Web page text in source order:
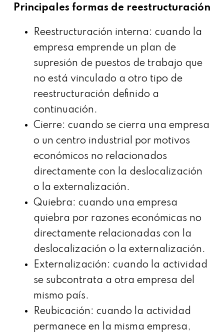
Principales formas de reestructuración
Reestructuración interna: cuando la
empresa emprende un plan de
supresión de puestos de trabajo que
no está vinculado a otro tipo de
reestructuración definido a
continuación.
Cierre: cuando se cierra una empresa
o un centro industrial por motivos
económicos no relacionados
directamente con la deslocalización
o la externalización.
Quiebra: cuando una empresa
quiebra por razones económicas no
directamente relacionadas con la
deslocalización o la externalización.
Externalización: cuando la actividad
se subcontrata a otra empresa del
mismo país.
Reubicación: cuando la actividad
permanece en la misma empresa,